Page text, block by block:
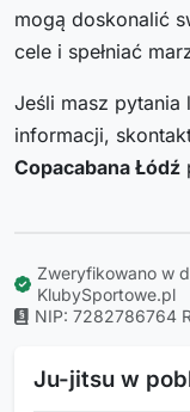
mogą doskonalić
cele i spełniać
Jeśli masz
informacji,
Copacabana Łódź
Zweryfikowano w
KlubySportowe.pl
NIP: 7282786764
Ju-jitsu w